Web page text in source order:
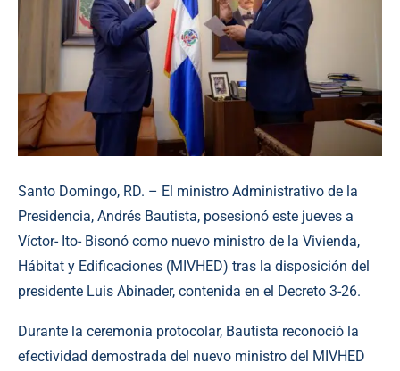
Santo Domingo, RD. – El ministro Administrativo de la
Presidencia, Andrés Bautista, posesionó este jueves a
Víctor- Ito- Bisonó como nuevo ministro de la Vivienda,
Hábitat y Edificaciones (MIVHED) tras la disposición del
presidente Luis Abinader, contenida en el Decreto 3-26.
Durante la ceremonia protocolar, Bautista reconoció la
efectividad demostrada del nuevo ministro del MIVHED